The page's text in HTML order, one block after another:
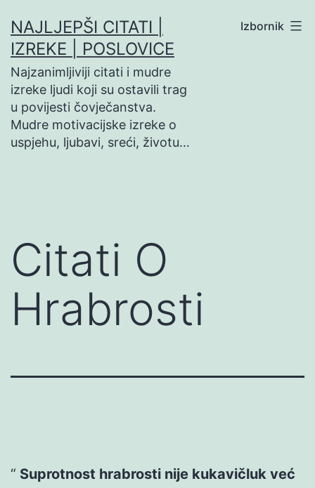
na
sadržaj
NAJLJEPŠI CITATI |
IZREKE | POSLOVICE
Najzanimljiviji citati i mudre
izreke ljudi koji su ostavili trag
u povijesti čovječanstva.
Mudre motivacijske izreke o
uspjehu, ljubavi, sreći, životu…
Izbornik
Citati O
Hrabrosti
Suprotnost hrabrosti nije kukavičluk već